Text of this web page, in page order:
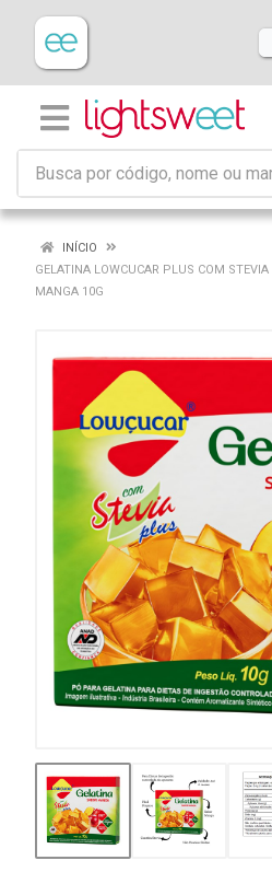
INÍCIO
GELATINA LOWCUCAR PLUS COM STEVIA
MANGA 10G